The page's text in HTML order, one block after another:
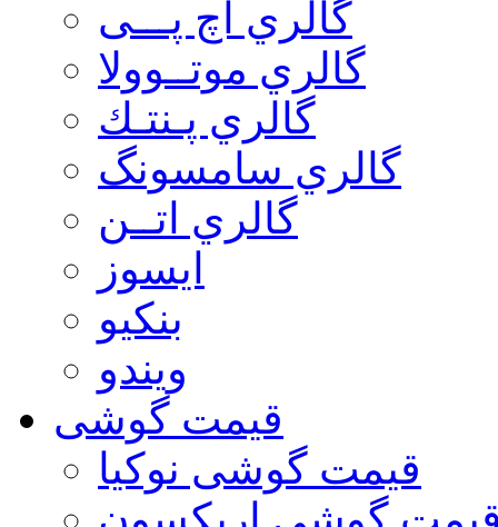
گالري اچ پـــی
گالري موتــوولا
گالري پـنتـك
گالري سامسونگ
گالري اتــن
ایسوز
بنکیو
ویندو
قیمت گوشی
قیمت گوشی نوكيا